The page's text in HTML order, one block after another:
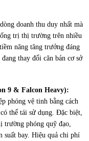
doanh thu duy nhất mà
trị thị trường trên nhiều
năng tăng trưởng đáng
thay đổi căn bản cơ sở
9 & Falcon Heavy):
phóng vệ tinh bằng cách
thể tái sử dụng. Đặc biệt,
trường phóng quỹ đạo,
suất bay. Hiệu quả chi phí